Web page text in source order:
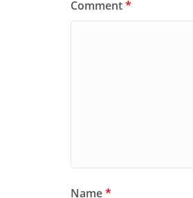
Comment*
Name*